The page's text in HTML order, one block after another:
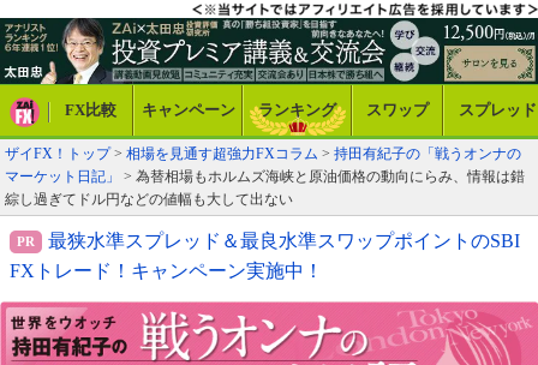
FX比較 キャンペーン ランキング スワップ スプレッド
ザイFX！トップ> 相場を見通す超強力FXコラム > 持田有紀子の「戦うオンナの
マーケット日記」
> 為替相場もホルムズ海峡と原油価格の動向にらみ、情報は錯
綜し過ぎてドル円などの値幅も大して出ない
最狭水準スプレッド＆最良水準スワップポイントのSBI
FXトレード！キャンペーン実施中！